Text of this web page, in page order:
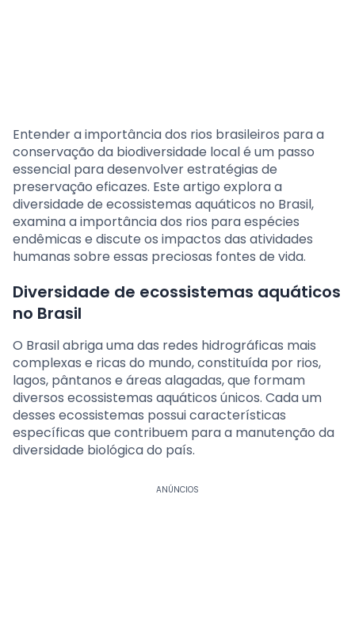
Entender a importância dos rios brasileiros para a
conservação da biodiversidade local é um passo
essencial para desenvolver estratégias de
preservação eficazes. Este artigo explora a
diversidade de ecossistemas aquáticos no Brasil,
examina a importância dos rios para espécies
endêmicas e discute os impactos das atividades
humanas sobre essas preciosas fontes de vida.
Diversidade de ecossistemas aquáticos
no Brasil
O Brasil abriga uma das redes hidrográficas mais
complexas e ricas do mundo, constituída por rios,
lagos, pântanos e áreas alagadas, que formam
diversos ecossistemas aquáticos únicos. Cada um
desses ecossistemas possui características
específicas que contribuem para a manutenção da
diversidade biológica do país.
ANÚNCIOS